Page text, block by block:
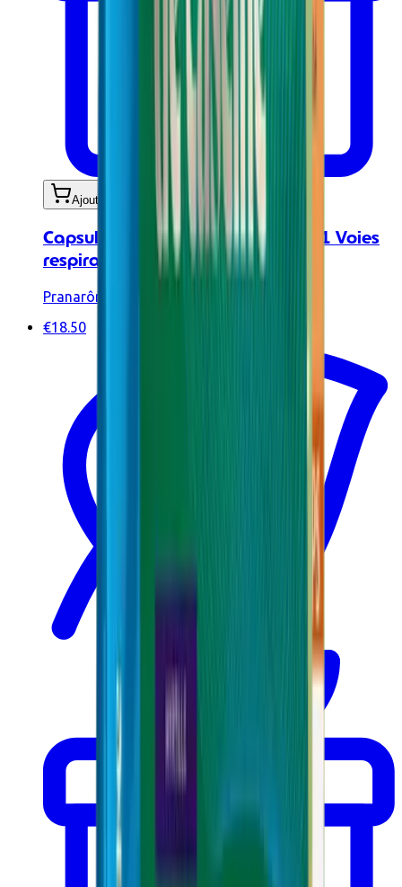
Ajouter au panier
Capsules aux huiles essentielles - 1 Voies
respiratoires BIO - 30 caps
Pranarôm
€18.50